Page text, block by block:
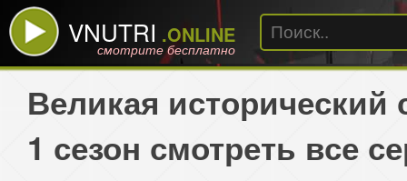
VNUTRI .ONLINE
смотрите бесплатно
Великая исторический
1 сезон смотреть все